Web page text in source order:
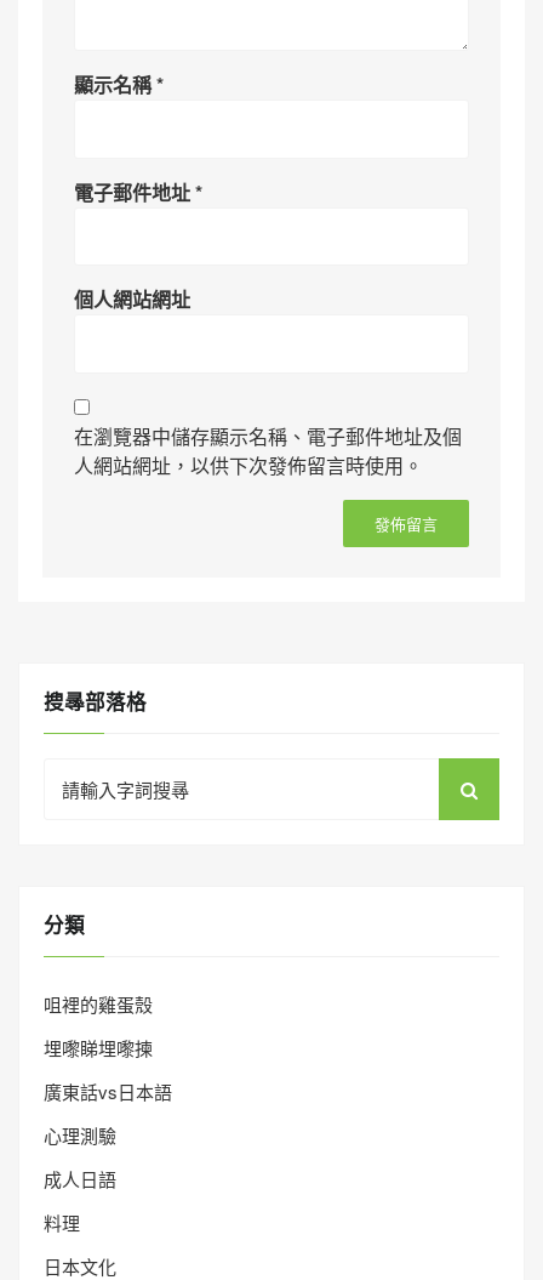
顯示名稱*
電子郵件地址*
個人網站網址
在瀏覽器中儲存顯示名稱、電子郵件地址及個
人網站網址，以供下次發佈留言時使用。
搜㝷部落格
for:
分類
咀裡的雞蛋殼
埋嚟睇埋嚟揀
廣東話vs日本語
心理測驗
成人日語
料理
日本文化